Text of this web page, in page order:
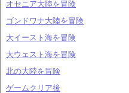
オセニア大陸を冒険
ゴンドワナ大陸を冒険
大イースト海を冒険
大ウェスト海を冒険
北の大陸を冒険
ゲームクリア後